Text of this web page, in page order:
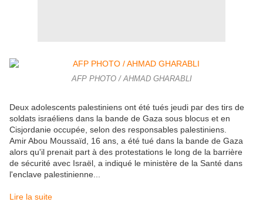
AFP PHOTO / AHMAD GHARABLI
Deux adolescents palestiniens ont été tués jeudi par des tirs de
soldats israéliens dans la bande de Gaza sous blocus et en
Cisjordanie occupée, selon des responsables palestiniens.
Amir Abou Moussaïd, 16 ans, a été tué dans la bande de Gaza
alors qu'il prenait part à des protestations le long de la barrière
de sécurité avec Israël, a indiqué le ministère de la Santé dans
l'enclave palestinienne...
Lire la suite